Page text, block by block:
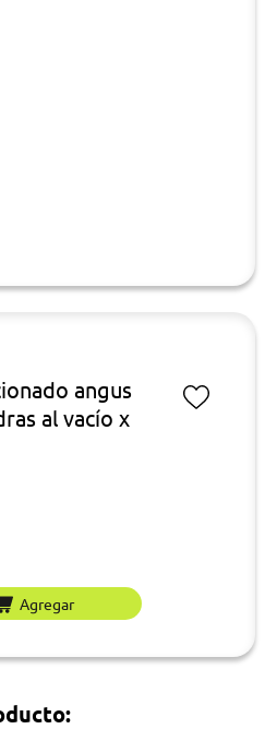
angus
al vacío x
Agregar